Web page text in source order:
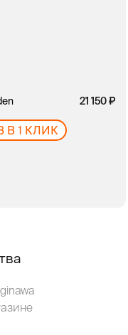
21 150
В 1 КЛИК